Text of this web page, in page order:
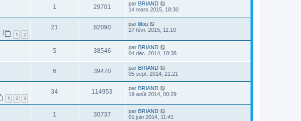
1 29701 par BRIAND
14 mars 2015, 18:30
1 2
21 82090 par lillou
27 févr. 2015, 11:10
5 38546 par BRIAND
04 déc. 2014, 18:38
6 39470 par BRIAND
05 sept. 2014, 21:21
1 2 3
34 114953 par BRIAND
19 août 2014, 00:29
1 30737 par BRIAND
01 juin 2014, 11:41